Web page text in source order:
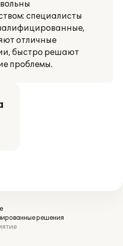
специалисты
отличные
быстро решают
проблемы.
решения